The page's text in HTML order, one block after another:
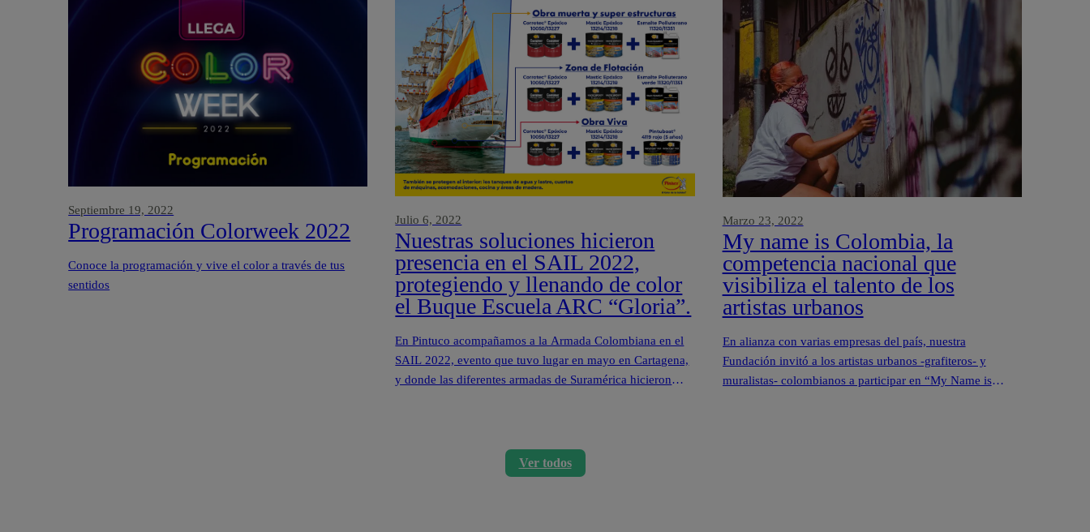
Septiembre 19, 2022
Programación Colorweek 2022
Conoce la programación y vive el color a través de tus
sentidos
Julio 6, 2022
Nuestras soluciones hicieron
presencia en el SAIL 2022,
protegiendo y llenando de color
el Buque Escuela ARC “Gloria”.
En Pintuco acompañamos a la Armada Colombiana en el
SAIL 2022, evento que tuvo lugar en mayo en Cartagena,
y donde las diferentes armadas de Suramérica hicieron
Marzo 23, 2022
My name is Colombia, la
competencia nacional que
visibiliza el talento de los
artistas urbanos
En alianza con varias empresas del país, nuestra
Fundación invitó a los artistas urbanos -grafiteros- y
muralistas- colombianos a participar en “My Name is
Ver todos